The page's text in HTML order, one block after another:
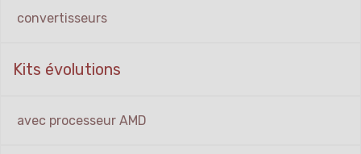
convertisseurs
Kits évolutions
avec processeur AMD